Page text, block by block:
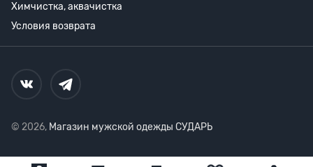
Химчистка, аквачистка
Условия возврата
© 2026, Магазин мужской одежды СУДАРЬ